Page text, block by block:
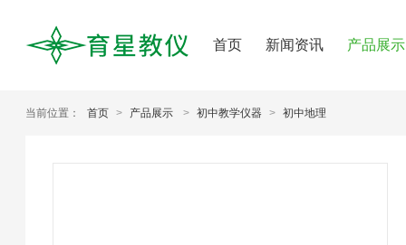
首页 新闻资讯 产品展示
当前位置： 首页 > 产品展示 > 初中教学仪器 > 初中地理